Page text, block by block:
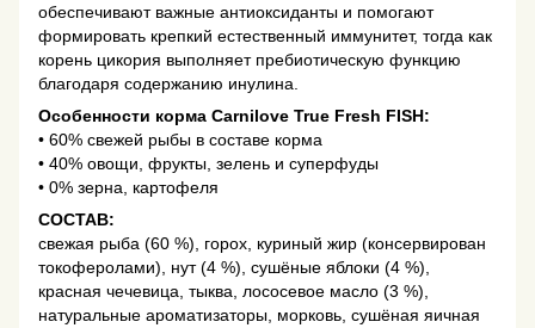
обеспечивают важные антиоксиданты и помогают
формировать крепкий естественный иммунитет, тогда как
корень цикория выполняет пребиотическую функцию
благодаря содержанию инулина.
Особенности корма Carnilove True Fresh FISH:
• 60% свежей рыбы в составе корма
• 40% овощи, фрукты, зелень и суперфуды
• 0% зерна, картофеля
СОСТАВ:
свежая рыба (60 %), горох, куриный жир (консервирован
токоферолами), нут (4 %), сушёные яблоки (4 %),
красная чечевица, тыква, лососевое масло (3 %),
натуральные ароматизаторы, морковь, сушёная яичная